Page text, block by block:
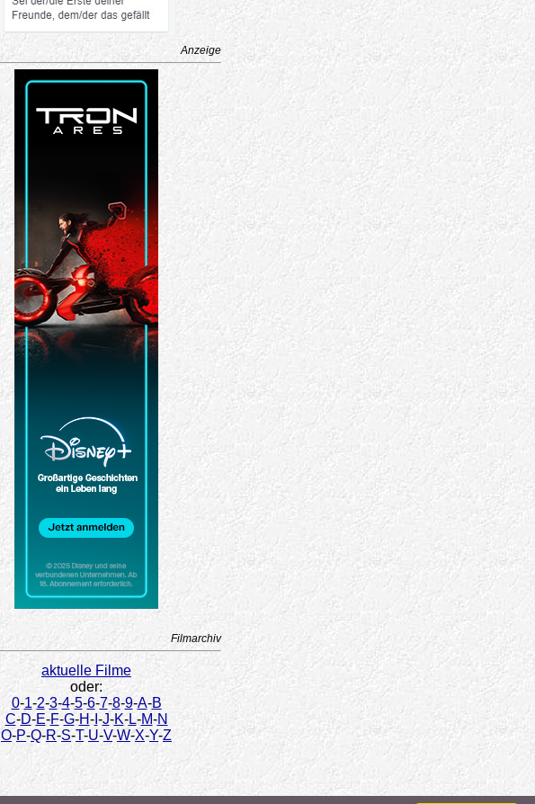
Anzeige
Filmarchiv
aktuelle Filme
oder:
0-1-2-3-4-5-6-7-8-9-A-B
C-D-E-F-G-H-I -J-K-L-M-N
O-P-Q-R-S-T-U-V-W-X-Y-Z